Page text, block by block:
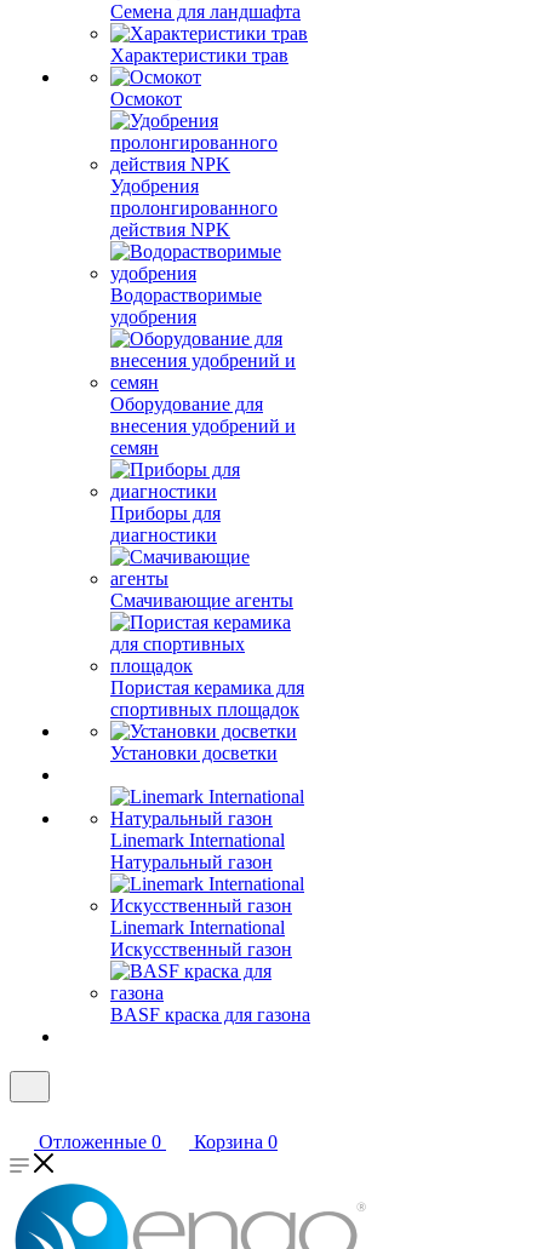
Семена для ландшафта
Характеристики трав
Осмокот
Удобрения
пролонгированного
действия NPK
Водорастворимые
удобрения
Оборудование для
внесения удобрений и
семян
Приборы для
диагностики
Смачивающие агенты
Пористая керамика для
спортивных площадок
Установки досветки
Linemark International
Натуральный газон
Linemark International
Искусственный газон
BASF краска для газона
Отложенные 0 Корзина 0